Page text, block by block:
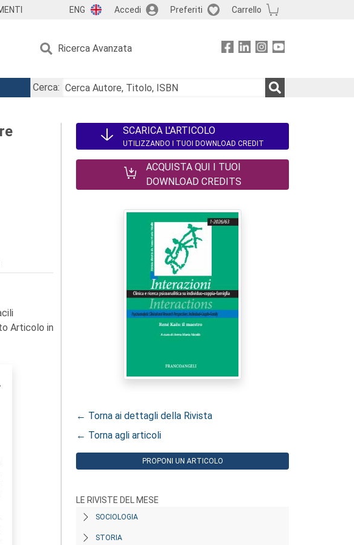
ENG Accedi Preferiti Carrello
Ricerca Avanzata
Cerca:
Articolo in
SCARICA L'ARTICOLO
UTILIZZANDO I TUOI DOWNLOAD CREDIT
ACQUISTA QUI I TUOI
DOWNLOAD CREDITS
← Torna ai dettagli della Rivista
← Torna agli articoli
PROPONI UN ARTICOLO
LE RIVISTE DEL MESE
SOCIOLOGIA
STORIA